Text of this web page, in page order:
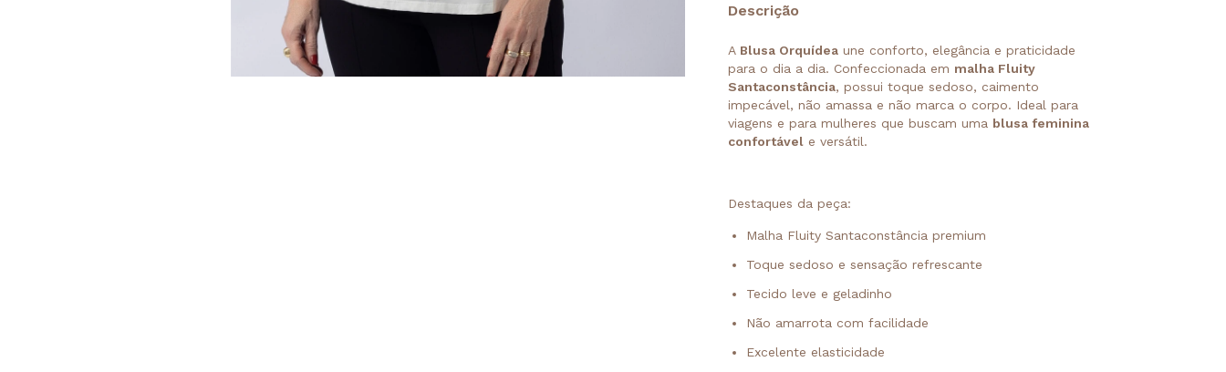
Descrição
A Blusa Orquídea une conforto, elegância e praticidade
para o dia a dia. Confeccionada em malha Fluity
Santaconstância, possui toque sedoso, caimento
impecável, não amassa e não marca o corpo. Ideal para
viagens e para mulheres que buscam uma blusa feminina
confortável e versátil.
Destaques da peça:
Malha Fluity Santaconstância premium
Toque sedoso e sensação refrescante
Tecido leve e geladinho
Não amarrota com facilidade
Excelente elasticidade